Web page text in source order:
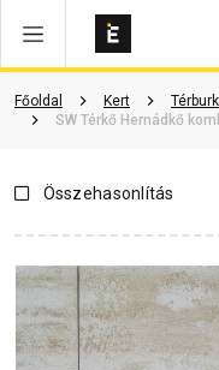
Főoldal Kert
SW Térkő Hernádkő
Vásárlói vélemények
Összehasonlítás